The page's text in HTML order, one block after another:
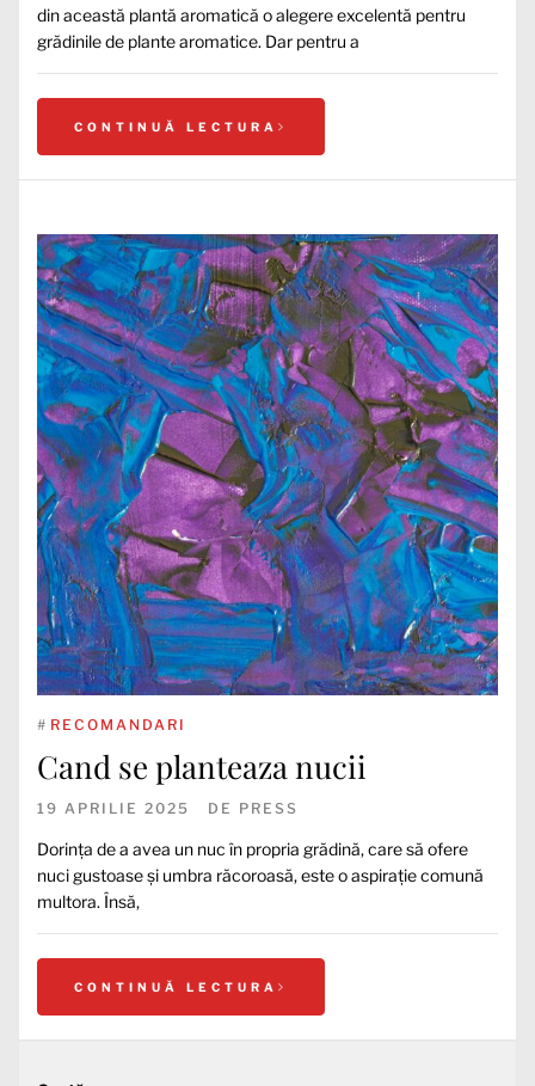
din această plantă aromatică o alegere excelentă pentru
grădinile de plante aromatice. Dar pentru a
CONTINUĂ LECTURA
# RECOMANDARI
Cand se planteaza nucii
19 APRILIE 2025 DE PRESS
Dorința de a avea un nuc în propria grădină, care să ofere
nuci gustoase și umbra răcoroasă, este o aspirație comună
multora. Însă,
CONTINUĂ LECTURA